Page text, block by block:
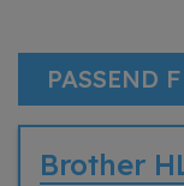
PASSEND
Brother